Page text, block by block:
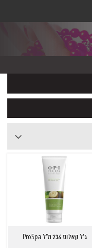
ג'ל קאלוס 236 מ"ל ProSpa